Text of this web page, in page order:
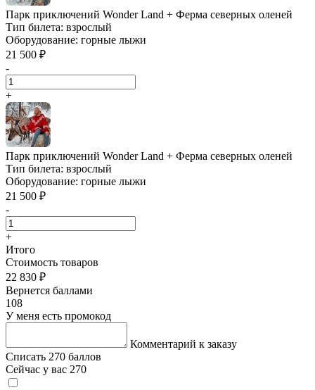
Парк приключений Wonder Land + Ферма северных оленей
Тип билета: взрослый
Оборудование: горные лыжи
21 500 ₽
-
+
Парк приключений Wonder Land + Ферма северных оленей
Тип билета: взрослый
Оборудование: горные лыжи
21 500 ₽
-
+
Итого
Стоимость товаров
22 830 ₽
Вернется баллами
108
У меня есть промокод
Комментарий к заказу
Списать 270 баллов
Сейчас у вас 270